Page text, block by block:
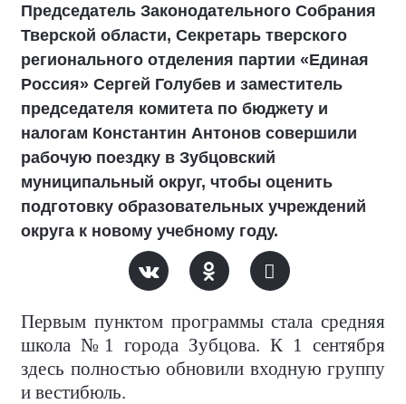
Председатель Законодательного Собрания
Тверской области, Секретарь тверского
регионального отделения партии «Единая
Россия» Сергей Голубев и заместитель
председателя комитета по бюджету и
налогам Константин Антонов совершили
рабочую поездку в Зубцовский
муниципальный округ, чтобы оценить
подготовку образовательных учреждений
округа к новому учебному году.
Первым пунктом программы стала средняя
школа №1 города Зубцова. К 1 сентября
здесь полностью обновили входную группу
и вестибюль.